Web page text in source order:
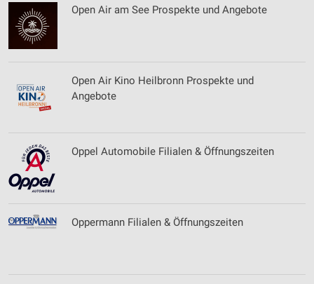
Open Air am See Prospekte und Angebote
Open Air Kino Heilbronn Prospekte und
Angebote
Oppel Automobile Filialen & Öffnungszeiten
Oppermann Filialen & Öffnungszeiten